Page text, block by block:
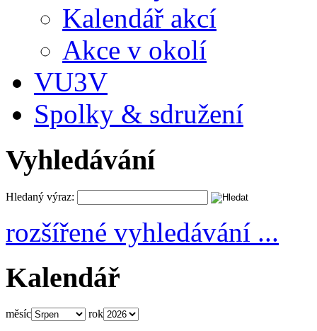
Kalendář akcí
Akce v okolí
VU3V
Spolky & sdružení
Vyhledávání
Hledaný výraz:
rozšířené vyhledávání ...
Kalendář
měsíc rok